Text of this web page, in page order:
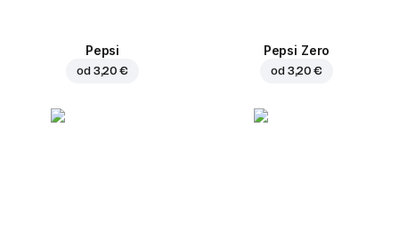
Pepsi
od 3,20 €
Pepsi Zero
od 3,20 €